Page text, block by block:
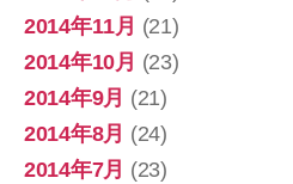
2014年11月 (21)
2014年10月 (23)
2014年9月 (21)
2014年8月 (24)
2014年7月 (23)